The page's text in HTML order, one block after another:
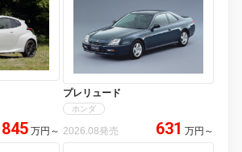
845 万円 ～
プレリュード
ホンダ
2026.08発売 631 万円 ～